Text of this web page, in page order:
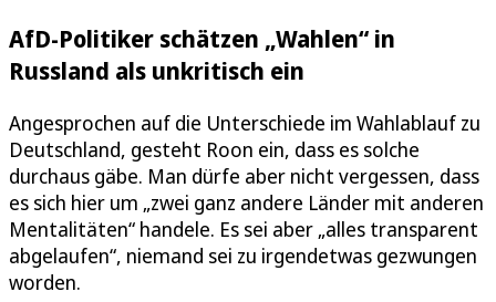
AfD-Politiker schätzen „Wahlen“ in
Russland als unkritisch ein
Angesprochen auf die Unterschiede im Wahlablauf zu
Deutschland, gesteht Roon ein, dass es solche
durchaus gäbe. Man dürfe aber nicht vergessen, dass
es sich hier um „zwei ganz andere Länder mit anderen
Mentalitäten“ handele. Es sei aber „alles transparent
abgelaufen“, niemand sei zu irgendetwas gezwungen
worden.